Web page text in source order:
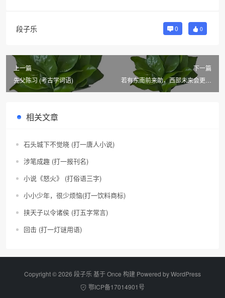
段子乐 0 0
上一篇
先父陈习 (考古学词语)
下一篇
若有东南前来助，西部未来会更好
相关文章
石头城下不觉晓 (打一唐人小说)
涉笔成趣 (打一报刊名)
小说《怒火》 (打俗语三字)
小小少年，很少烦恼(打一饮料商标)
挟天子以令诸侯 (打五字常言)
回击 (打一灯谜用语)
Copyright © 2026 段子乐 基于 Once 构建 Powered byWordPress
鄂ICP备17014901号